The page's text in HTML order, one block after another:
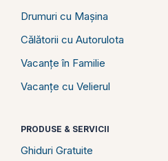
Drumuri cu Mașina
Călătorii cu Autorulota
Vacanțe în Familie
Vacanțe cu Velierul
PRODUSE & SERVICII
Ghiduri Gratuite